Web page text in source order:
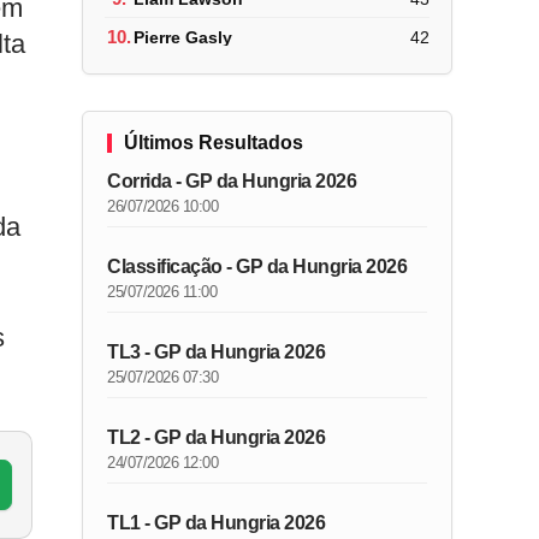
10.Pierre Gasly 42
Últimos Resultados
Corrida - GP da Hungria 2026
26/07/2026 10:00
Classificação - GP da Hungria 2026
25/07/2026 11:00
TL3 - GP da Hungria 2026
25/07/2026 07:30
TL2 - GP da Hungria 2026
24/07/2026 12:00
TL1 - GP da Hungria 2026